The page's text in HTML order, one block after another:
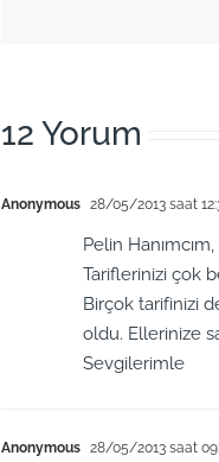
12 Yorum
Anonymous 28/05/2013 saat
Pelin Hanımcım,
Tariflerinizi çok
Birçok tarifinizi
oldu. Ellerinize
Sevgilerimle
Anonymous 28/05/2013 saat